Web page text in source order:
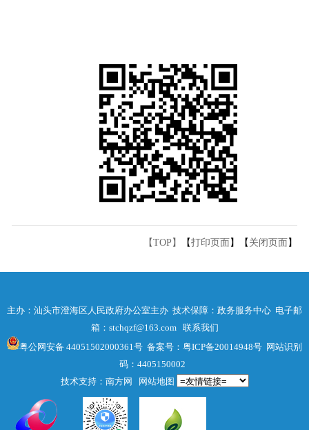
【TOP】 【打印页面 】【 关闭页面 】
主办：汕头市澄海区人民政府办公室主办 技术保障：政务服务中心 电子邮
箱：stchqzf@163.com 联系我们
粤公网安备 44051502000361号 备案号：粤ICP备20014948号 网站识别
码：4405150002
技术支持：南方网
网站地图